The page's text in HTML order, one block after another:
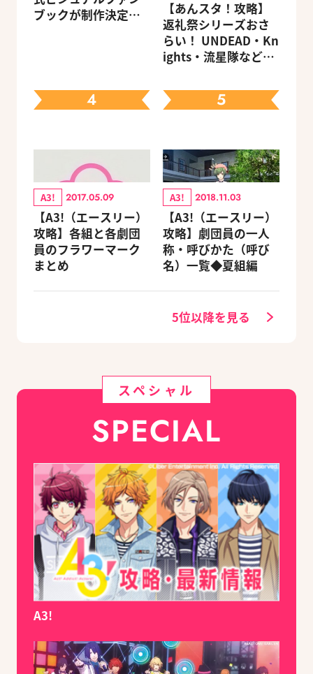
ブックが制作決定！
【あんスタ！攻略】
返礼祭シリーズおさ
らい！ UNDEAD・Kn
ights・流星隊など、
ェック
4
A3! 2017.05.09
【A3!（エースリー）
攻略】各組と各劇団
員のフラワーマーク
まとめ
5
A3! 2018.11.03
【A3!（エースリー）
攻略】劇団員の一人
称・呼びかた（呼び
名）一覧◆夏組編
5位以降を見る
スペシャル
SPECIAL
A3!